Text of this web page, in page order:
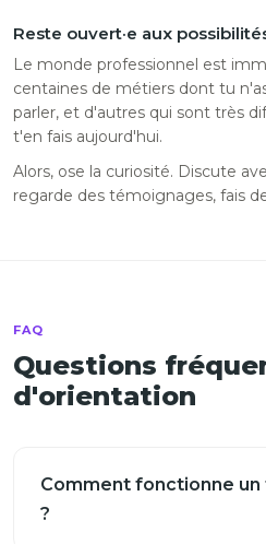
Reste ouvert·e aux
Le monde professionnel est
centaines de métiers dont tu
parler, et d'autres qui sont très
t'en fais aujourd'hui.
Alors, ose la curiosité. Discute
regarde des témoignages, fais
FAQ
Questions
d'orientation
Comment fonctionne
?